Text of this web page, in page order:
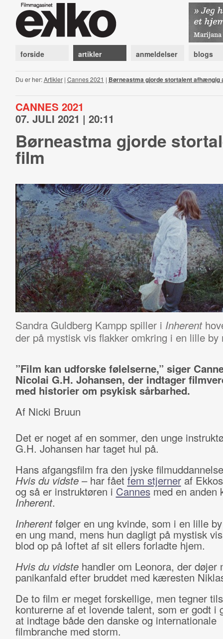
forside artikler anmeldelser blogs
Du er her:Artikler| Cannes 2021 | Børneastma gjorde stortalent afhængig
CANNES 2021
07. JULI 2021 | 20:11
Børneastma gjorde
film
Sandra Guldberg Kampp spiller i Inherent
der på mystisk vis flakker omkring i en lille
”Film kan udforske følelserne,” siger
Nicolai G.H. Johansen, der indtager
med historier om psykisk sårbarhed.
Af Nicki Bruun
Det er noget af en sommer, den unge
G.H. Johansen har taget hul på.
Hans afgangsfilm fra den jyske
Hvis du vidste– har fået fem stjerneraf
og så er instruktøren i Cannesmed en anden
Inherent.
Inherentfølger en ung kvinde, som i en lille
en ung mand, mens hun dagligt på mystisk
blod op på loftet af sit ellers forladte hjem.
Hvis du vidste handler om Leonora, der døjer
panikanfald efter bruddet med kæresten
De to film er meget forskellige, men tegner
konturerne af et lovende talent, som er godt i
at indtage både den danske og internationale
filmbranche med storm.